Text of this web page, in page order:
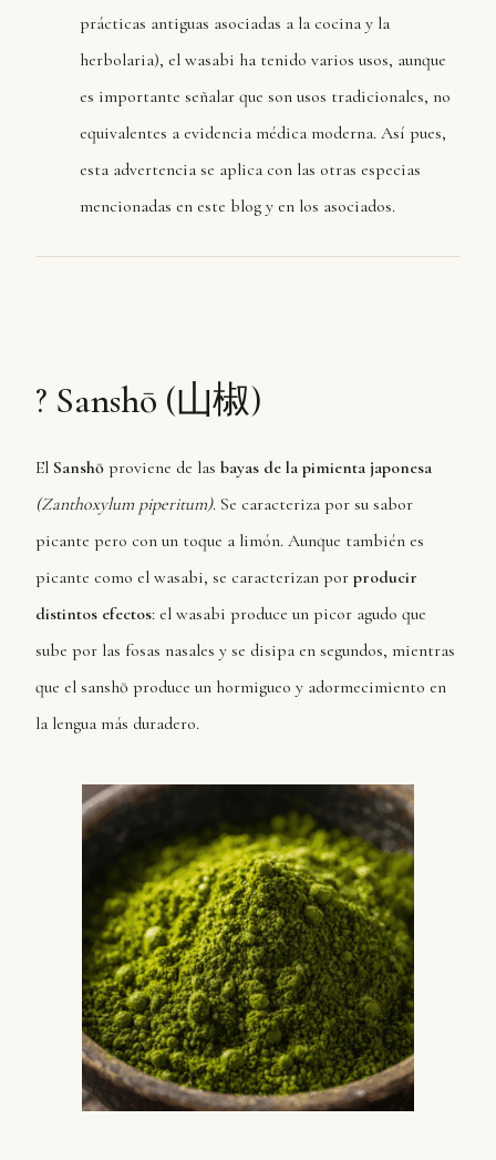
prácticas antiguas asociadas a la cocina y la
herbolaria), el wasabi ha tenido varios usos, aunque
es importante señalar que son usos tradicionales, no
equivalentes a evidencia médica moderna. Así pues,
esta advertencia se aplica con las otras especias
mencionadas en este blog y en los asociados.
?️ Sanshō (山椒)
El Sanshō proviene de las bayas de la pimienta japonesa
(Zanthoxylum piperitum). Se caracteriza por su sabor
picante pero con un toque a limón. Aunque también es
picante como el wasabi, se caracterizan por producir
distintos efectos: el wasabi produce un picor agudo que
sube por las fosas nasales y se disipa en segundos, mientras
que el sanshō produce un hormigueo y adormecimiento en
la lengua más duradero.